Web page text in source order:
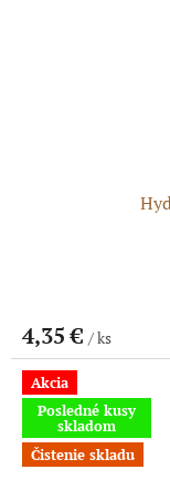
4,35 € / ks
Akcia
Posledné kusy
skladom
Čistenie skladu